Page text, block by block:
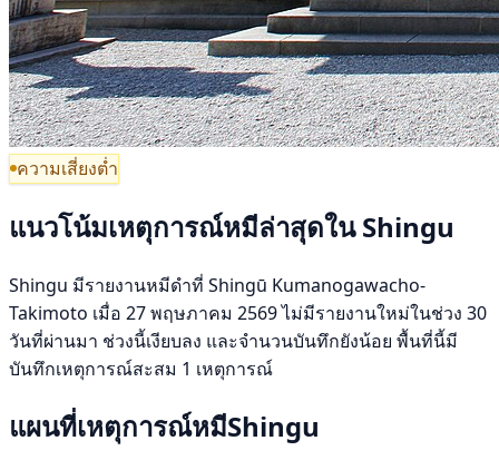
ความเสี่ยงต่ำ
แนวโน้มเหตุการณ์หมีล่าสุดใน Shingu
Shingu มีรายงานหมีดำที่ Shingū Kumanogawacho-
Takimoto เมื่อ 27 พฤษภาคม 2569 ไม่มีรายงานใหม่ในช่วง 30
วันที่ผ่านมา ช่วงนี้เงียบลง และจำนวนบันทึกยังน้อย พื้นที่นี้มี
บันทึกเหตุการณ์สะสม 1 เหตุการณ์
แผนที่เหตุการณ์หมีShingu